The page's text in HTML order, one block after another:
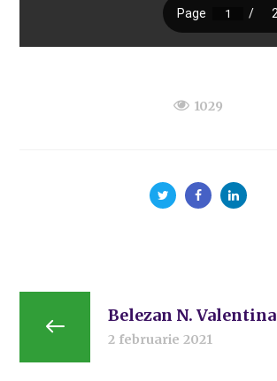
1029
Belezan N. Valentina
2 februarie 2021